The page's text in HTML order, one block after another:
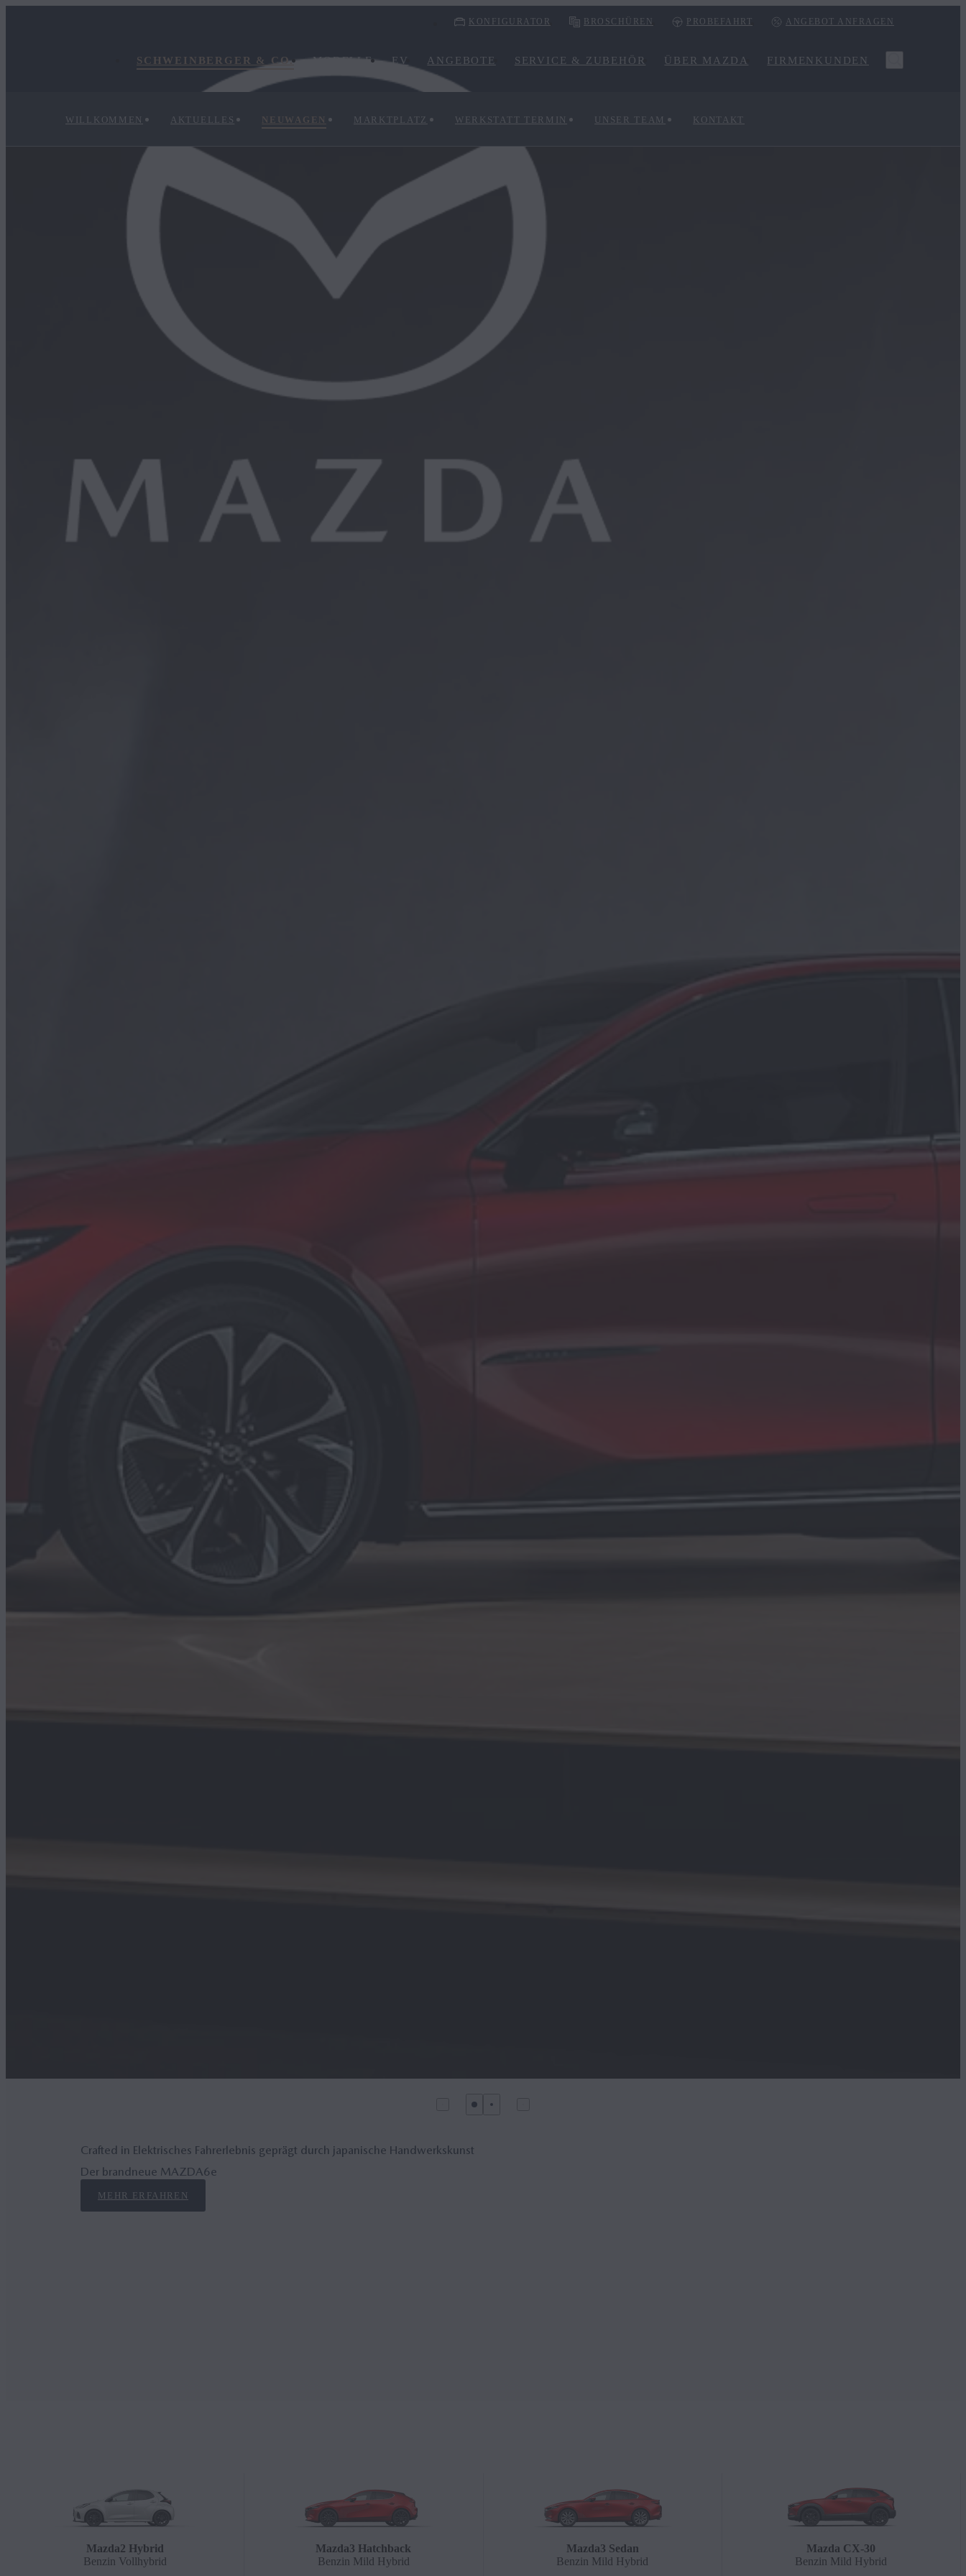
KONFIGURATOR BROSCHÜREN PROBEFAHRT ANGEBOT ANFRAGEN
SCHWEINBERGER & CO. MODELLE EV ANGEBOTE SERVICE & ZUBEHÖR ÜBER MAZDA FIRMENKUNDEN
WILLKOMMEN AKTUELLES NEUWAGEN MARKTPLATZ WERKSTATT TERMIN UNSER TEAM KONTAKT
Crafted in Elektrisches Fahrerlebnis geprägt durch japanische Handwerkskunst
Der brandneue MAZDA6e
MEHR ERFAHREN
Mazda2 Hybrid
Benzin Vollhybrid
Mazda3 Hatchback
Benzin Mild Hybrid
Mazda3 Sedan
Benzin Mild Hybrid
Mazda CX‑30
Benzin Mild Hybrid